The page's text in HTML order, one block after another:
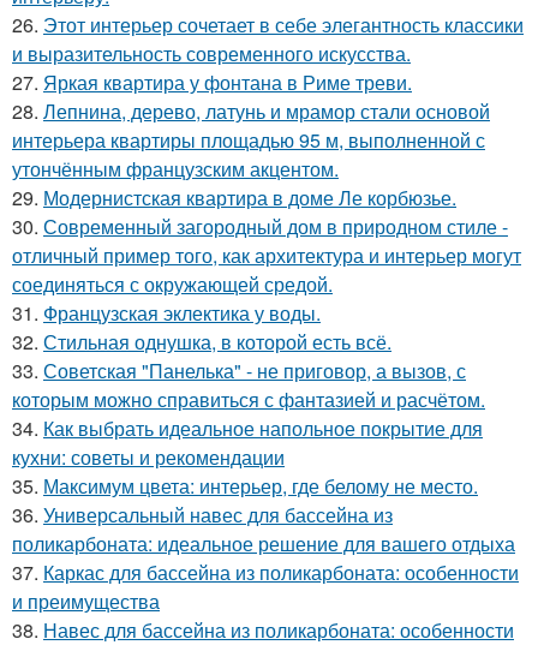
26. Этот интерьер сочетает в себе элегантность классики
и выразительность современного искусства.
27. Яркая квартира у фонтана в Риме треви.
28. Лепнина, дерево, латунь и мрамор стали основой
интерьера квартиры площадью 95 м, выполненной с
утончённым французским акцентом.
29. Модернистская квартира в доме Ле корбюзье.
30. Современный загородный дом в природном стиле -
отличный пример того, как архитектура и интерьер могут
соединяться с окружающей средой.
31. Французская эклектика у воды.
32. Стильная однушка, в которой есть всё.
33. Советская "Панелька" - не приговор, а вызов, с
которым можно справиться с фантазией и расчётом.
34. Как выбрать идеальное напольное покрытие для
кухни: советы и рекомендации
35. Максимум цвета: интерьер, где белому не место.
36. Универсальный навес для бассейна из
поликарбоната: идеальное решение для вашего отдыха
37. Каркас для бассейна из поликарбоната: особенности
и преимущества
38. Навес для бассейна из поликарбоната: особенности